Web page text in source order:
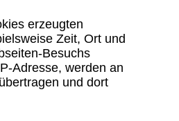
erzeugten
Zeit, Ort und
Besuchs
Adresse, werden an
und dort